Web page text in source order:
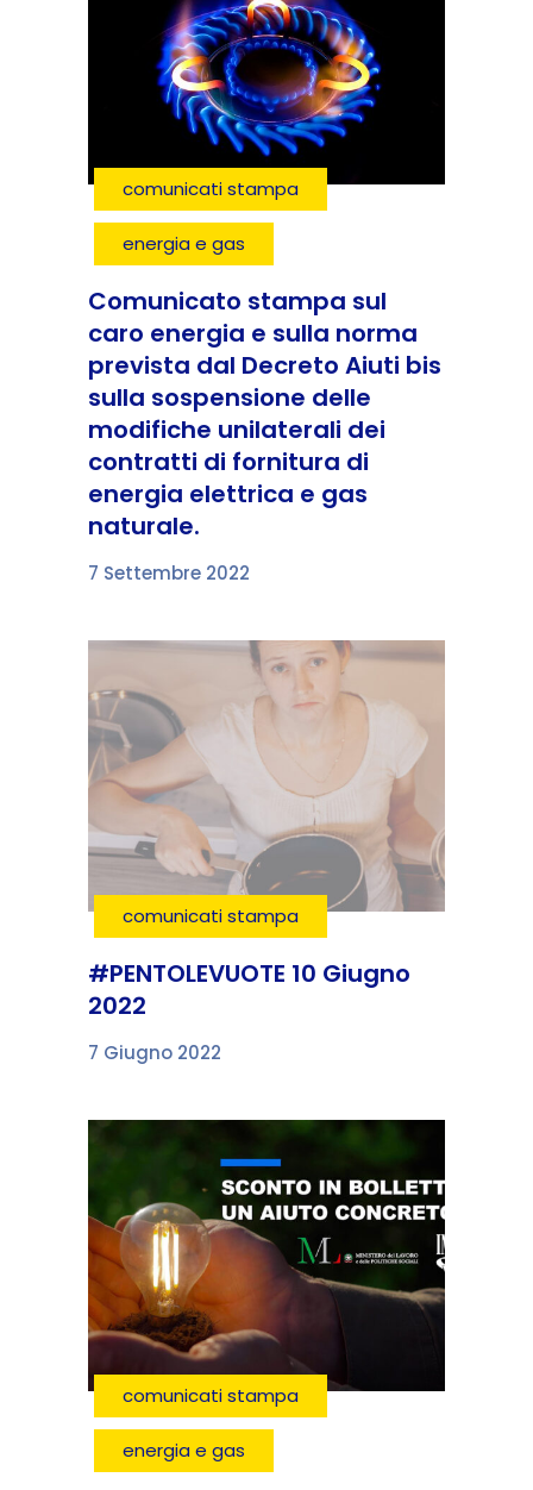
comunicati stampa
energia e gas
Comunicato stampa sul
caro energia e sulla norma
prevista dal Decreto Aiuti bis
sulla sospensione delle
modifiche unilaterali dei
contratti di fornitura di
energia elettrica e gas
naturale.
7 Settembre 2022
comunicati stampa
#PENTOLEVUOTE 10 Giugno
2022
7 Giugno 2022
comunicati stampa
energia e gas